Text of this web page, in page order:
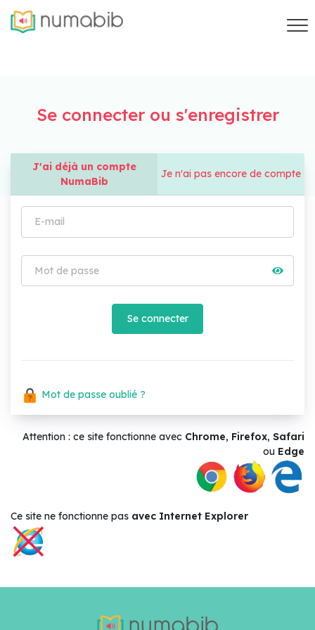
Se connecter ou s'enregistrer
J'ai déjà un compte
NumaBib
Je n'ai pas encore de compte
Se connecter
Mot de passe oublié ?
Attention : ce site fonctionne avec Chrome, Firefox, Safari
ou Edge
Ce site ne fonctionne pas avec Internet Explorer